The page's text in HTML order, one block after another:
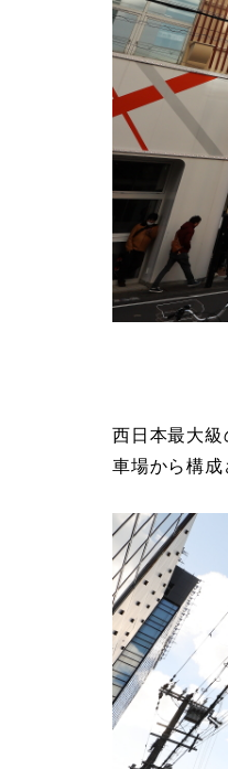
西日本最大
車場から構成